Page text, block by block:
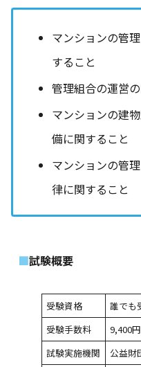
マンションの管
すること
管理組合の運営
マンションの建
備に関すること
マンションの管
律に関すること
試験概要
受験資格
誰でも
受験手数料
9,400円
試験実施機関
公益財